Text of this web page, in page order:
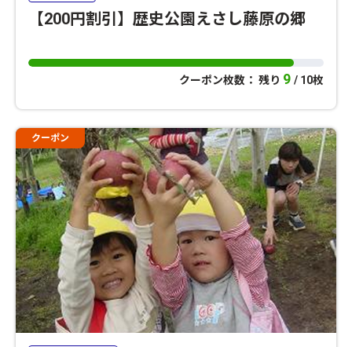
【200円割引】歴史公園えさし藤原の郷
クーポン枚数： 残り 9 / 10枚
クーポン